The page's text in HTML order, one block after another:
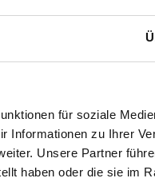
für soziale
Informationen zu Ihrer
Unsere Partner
haben oder die sie im